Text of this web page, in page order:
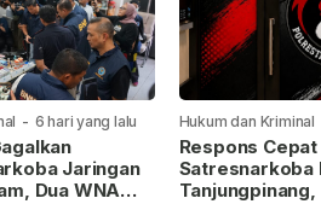
- 6 hari yang lalu
Jaringan
Dua WNA
Hukum dan Kriminal
lalu
Respons Cepat
Satresnarkoba
Tanjungpinang,